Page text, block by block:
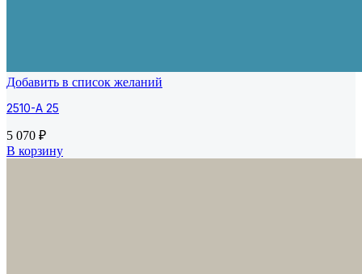
Добавить в список желаний
2510-A 25
5 070 ₽
В корзину